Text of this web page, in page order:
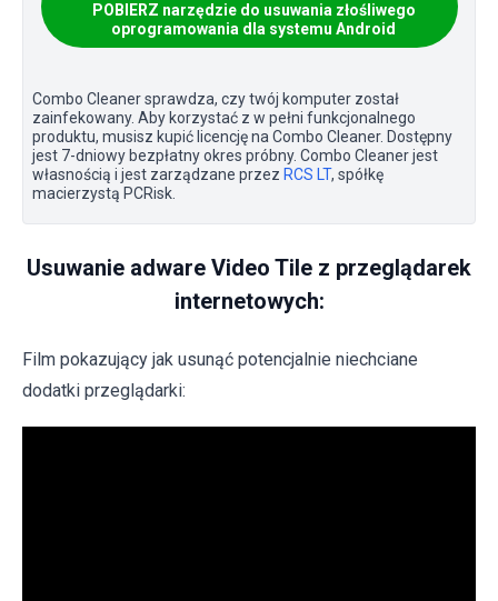
POBIERZ narzędzie do usuwania złośliwego
oprogramowania dla systemu Android
Combo Cleaner sprawdza, czy twój komputer został
zainfekowany. Aby korzystać z w pełni funkcjonalnego
produktu, musisz kupić licencję na Combo Cleaner. Dostępny
jest 7-dniowy bezpłatny okres próbny. Combo Cleaner jest
własnością i jest zarządzane przez RCS LT, spółkę
macierzystą PCRisk.
Usuwanie adware Video Tile z przeglądarek
internetowych:
Film pokazujący jak usunąć potencjalnie niechciane
dodatki przeglądarki: